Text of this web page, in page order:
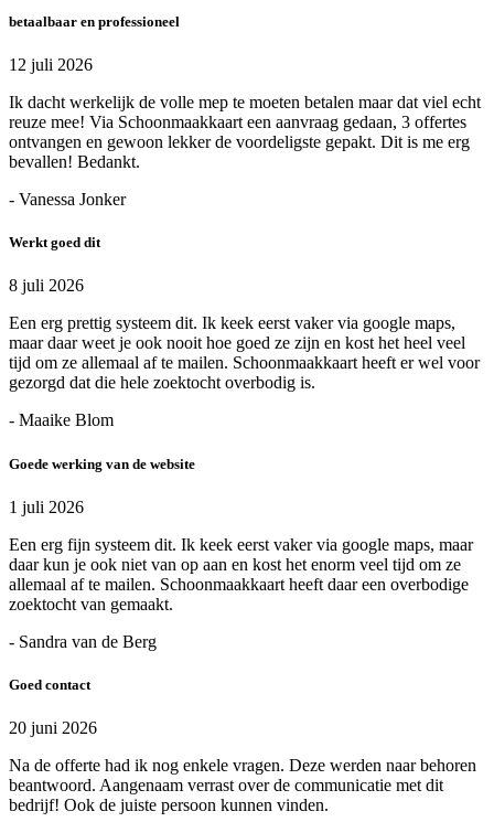
betaalbaar en professioneel
12 juli 2026
Ik dacht werkelijk de volle mep te moeten betalen maar dat viel echt
reuze mee! Via Schoonmaakkaart een aanvraag gedaan, 3 offertes
ontvangen en gewoon lekker de voordeligste gepakt. Dit is me erg
bevallen! Bedankt.
- Vanessa Jonker
Werkt goed dit
8 juli 2026
Een erg prettig systeem dit. Ik keek eerst vaker via google maps,
maar daar weet je ook nooit hoe goed ze zijn en kost het heel veel
tijd om ze allemaal af te mailen. Schoonmaakkaart heeft er wel voor
gezorgd dat die hele zoektocht overbodig is.
- Maaike Blom
Goede werking van de website
1 juli 2026
Een erg fijn systeem dit. Ik keek eerst vaker via google maps, maar
daar kun je ook niet van op aan en kost het enorm veel tijd om ze
allemaal af te mailen. Schoonmaakkaart heeft daar een overbodige
zoektocht van gemaakt.
- Sandra van de Berg
Goed contact
20 juni 2026
Na de offerte had ik nog enkele vragen. Deze werden naar behoren
beantwoord. Aangenaam verrast over de communicatie met dit
bedrijf! Ook de juiste persoon kunnen vinden.